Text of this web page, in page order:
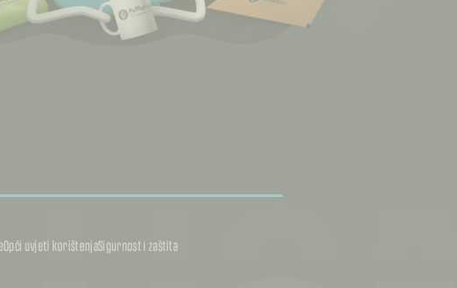
Opći uvjeti korištenjaSigurnost i zaštita